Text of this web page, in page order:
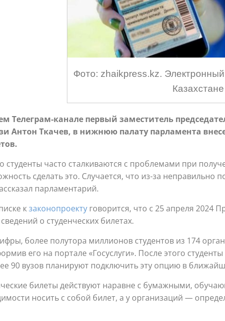
Фото: zhaikpress.kz. Электронный
Казахстане
Телеграм-канале первый заместитель
Антон Ткачев, в нижнюю палату парламента
студенты часто сталкиваются с проблемами при
сделать это. Случается, что из-за
парламентарий.
кзаконопроекту говорится, что с 25 апреля 2024
сведений о студенческих билетах.
более полутора миллионов студентов из 174
его на портале «Госуслуги». После этого
90 вузов планируют подключить эту опцию в
билеты действуют наравне с бумажными,
носить с собой билет, а у организаций —